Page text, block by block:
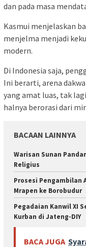
dan pada masa
Kasmui menjelaskan
menjelma menjadi
modern.
Di Indonesia saja,
Ini berarti, arena
yang amat luas, tak
halnya berorasi dari
BACAAN LAINNYA
Warisan Sunan
Religius
Prosesi Pengambilan
Mrapen ke Borobudur
Pegadaian Kanwil XI
Kurban di Jateng-DIY
BACA JUGA